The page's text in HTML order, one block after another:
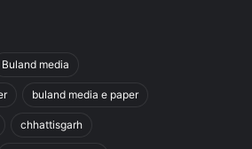
Buland media
buland media e paper
chhattisgarh